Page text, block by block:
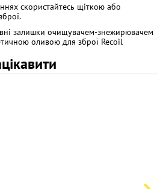
скористайтесь щіткою або
залишки очищувачем-знежирювачем
оливою для зброї Recoil